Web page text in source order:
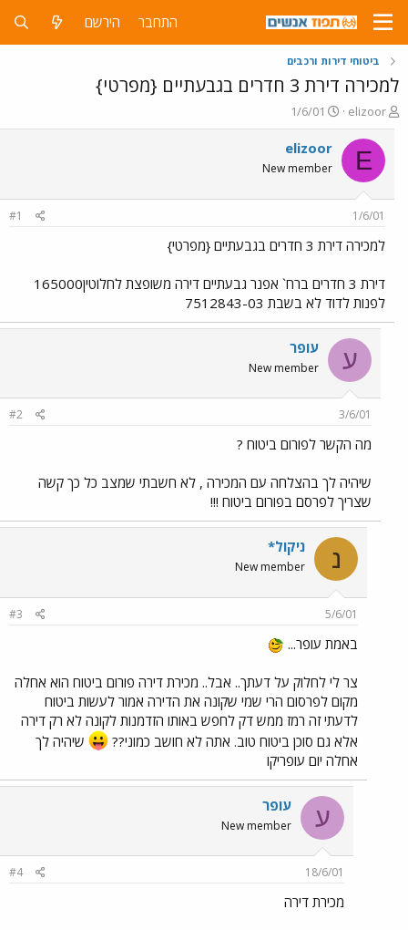
התחבר הירשם
ביטוחי דירות ורכבים
למכירה דירת 3 חדרים בגבעתיים {מפרטי}
פ
ו
ת
ח
ה
ש
א
elizoor
פ
ו
ר
ם
ר
1/6/01
E
elizoor
New member
1/6/01
#1
למכירה דירת 3 חדרים בגבעתיים {מפרטי}
דירת 3 חדרים ברח` אפנר גבעתיים דירה משופצת לחלוטין165000
לפנות לדוד לא בשבת 7512843-03
ע עופר
New member
3/6/01
#2
מה הקשר לפורום ביטוח ?
שיהיה לך בהצלחה עם המכירה , לא חשבתי שמצב כל כך קשה
שצריך לפרסם בפורום ביטוח !!!
נ ניקול*
New member
5/6/01
#3
באמת עופר...
צר לי לחלוק על דעתך.. אבל.. מכירת דירה פורום ביטוח הוא אחלה
מקום לפרסום הרי שמי שקונה את הדירה אמור לעשות ביטוח
לדעתי זה רמז ממש דק לחפש באותו הזדמנות לקונה לא רק דירה
אלא גם סוכן ביטוח טוב. אתה לא חושב כמוני??
שיהיה לך
אחלה יום עופריקו
ע עופר
New member
18/6/01
#4
מכירת דירה